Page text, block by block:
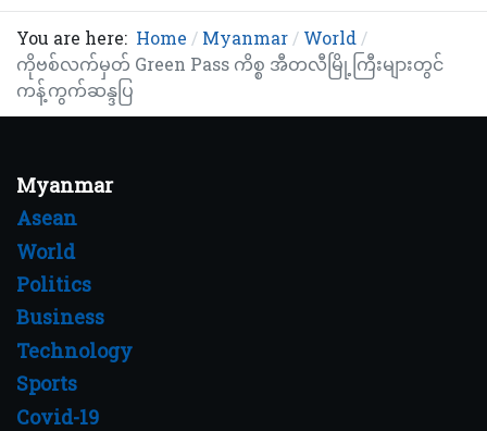
You are here: Home Myanmar
World
ကိုဗစ်လက်မှတ် Green Pass ကိစ္စ အီတလီမြို့ကြီးများတွင်
ကန့်ကွက်ဆန္ဒပြ
Myanmar
Asean
World
Politics
Business
Technology
Sports
Covid-19